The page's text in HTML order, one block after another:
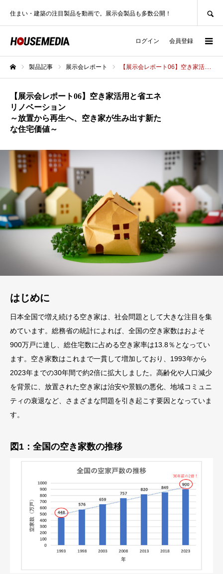
住まい・建築の注目製品を動画で。展示会製品も多数公開！
ログイン 会員登録
製品記事 展示会レポート 【展示会レポート06】空き家活用と省エネリノベーション～放置から再生へ、空き家が生み出す新たな住宅価値～
【展示会レポート06】空き家活用と省エネ
リノベーション
～放置から再生へ、空き家が生み出す新た
な住宅価値～
はじめに
日本全国で増え続ける空き家は、社会問題として大きな注目を集
めています。総務省の統計によれば、全国の空き家数はおよそ
900万戸に達し、総住宅数に占める空き家率は13.8％となってい
ます。空き家数はこれまで一貫して増加しており、1993年から
2023年までの30年間で約2倍に拡大しました。高齢化や人口減少
を背景に、放置された空き家は治安や景観の悪化、地域コミュニ
ティの衰退など、さまざまな問題を引き起こす要因となっていま
す。
図1：全国の空き家数の推移